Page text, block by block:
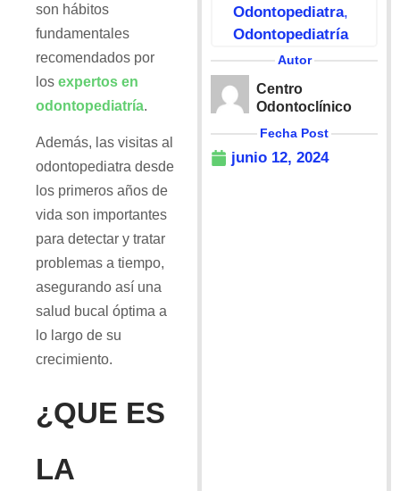
son hábitos
fundamentales
recomendados por
los expertos en
odontopediatría.
Además, las visitas al
odontopediatra desde
los primeros años de
vida son importantes
para detectar y tratar
problemas a tiempo,
asegurando así una
salud bucal óptima a
lo largo de su
crecimiento.
¿QUE ES
LA
Odontopediatra,
Odontopediatría
Autor
Centro
Odontoclínico
Fecha Post
junio 12, 2024